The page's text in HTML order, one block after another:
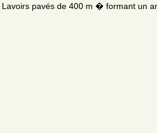
Lavoirs pavés de 400 m � formant un